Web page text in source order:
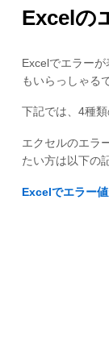
Excelの
Excelでエラー
もいらっしゃる
下記では、4種
エクセルのエラ
たい方は以下の
Excelでエラー